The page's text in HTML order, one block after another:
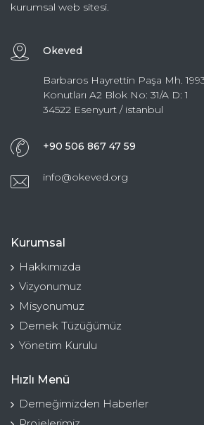
kurumsal web sitesi.
Okeved
Barbaros Hayrettin Paşa Mh.
Konutları A2 Blok No: 31/A D: 1
34522 Esenyurt / istanbul
+90 506 867 47 59
info@okeved.org
Kurumsal
Hakkımızda
Vizyonumuz
Misyonumuz
Dernek Tüzüğümüz
Yönetim Kurulu
Hızlı Menü
Derneğimizden Haberler